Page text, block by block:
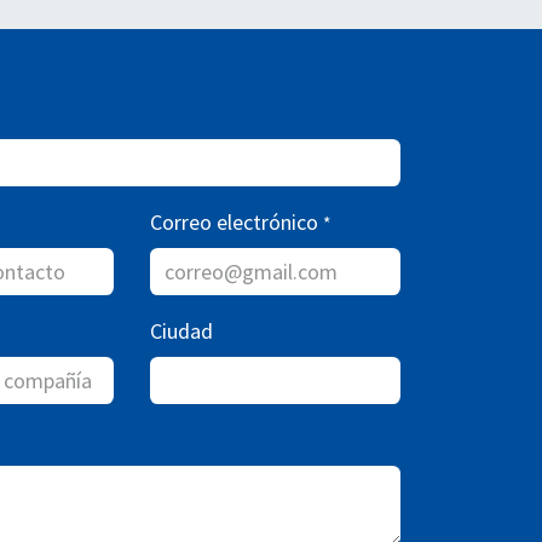
Correo electrónico *
Ciudad